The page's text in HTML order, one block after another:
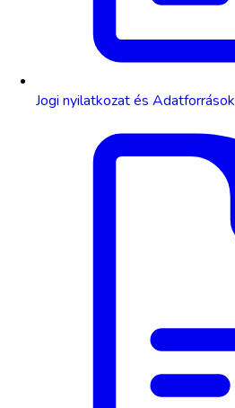
Jogi nyilatkozat és Adatforrások